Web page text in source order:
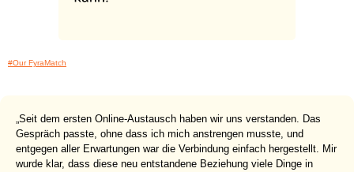
#Our FyraMatch
„Seit dem ersten Online-Austausch haben wir uns verstanden. Das
Gespräch passte, ohne dass ich mich anstrengen musste, und
entgegen aller Erwartungen war die Verbindung einfach hergestellt. Mir
wurde klar, dass diese neu entstandene Beziehung viele Dinge in